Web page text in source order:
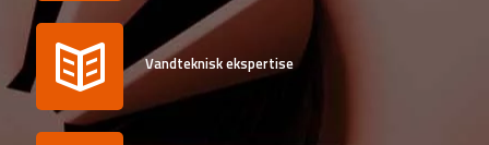
Vandteknisk ekspertise
Български
Čeština
Magyar
Română